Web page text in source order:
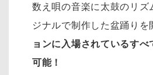
数え唄の音楽に太鼓のリズ
ジナルで制作した盆踊りを
ョンに入場されているすべ
可能！